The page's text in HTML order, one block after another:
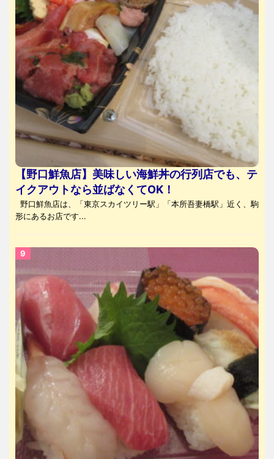
【野口鮮魚店】美味しい海鮮丼の行列店でも、テ
イクアウトなら並ばなくてOK！
野口鮮魚店は、「東京スカイツリー駅」「本所吾妻橋駅」近く、駒
形にあるお店です...